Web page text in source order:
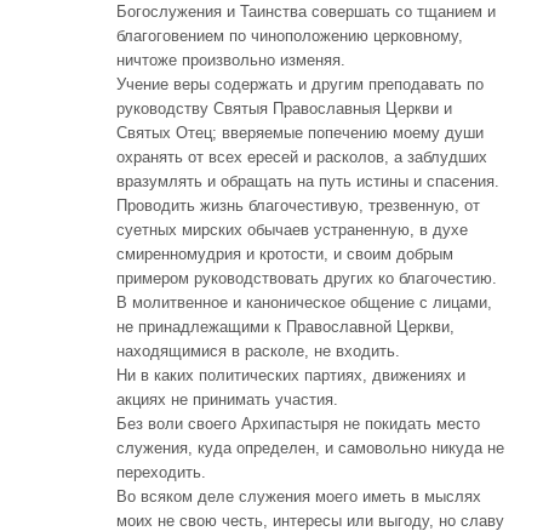
Богослужения и Таинства совершать со тщанием и
благоговением по чиноположению церковному,
ничтоже произвольно изменяя.
Учение веры содержать и другим преподавать по
руководству Святыя Православныя Церкви и
Святых Отец; вверяемые попечению моему души
охранять от всех ересей и расколов, а заблудших
вразумлять и обращать на путь истины и спасения.
Проводить жизнь благочестивую, трезвенную, от
суетных мирских обычаев устраненную, в духе
смиренномудрия и кротости, и своим добрым
примером руководствовать других ко благочестию.
В молитвенное и каноническое общение с лицами,
не принадлежащими к Православной Церкви,
находящимися в расколе, не входить.
Ни в каких политических партиях, движениях и
акциях не принимать участия.
Без воли своего Архипастыря не покидать место
служения, куда определен, и самовольно никуда не
переходить.
Во всяком деле служения моего иметь в мыслях
моих не свою честь, интересы или выгоду, но славу